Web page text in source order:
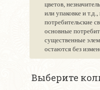
цветов,
или упаковке и
потребительские
основные
существенные
остаются без
Выберите